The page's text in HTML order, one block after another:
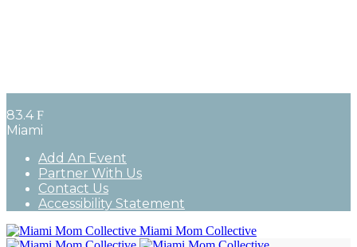
83.4 F
Miami
Add An Event
Partner With Us
Contact Us
Accessibility Statement
Miami Mom Collective